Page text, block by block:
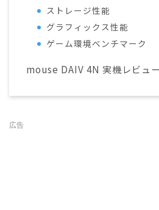
ストレージ性能
グラフィックス性能
ゲーム環境ベンチマーク
mouse DAIV 4N 実機レビュ
広告